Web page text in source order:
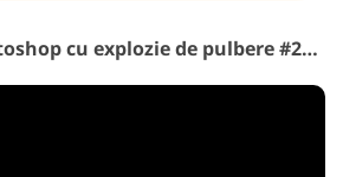
Suprapunere Photoshop cu explozie de pulbere #25 „Culoare magică de ”